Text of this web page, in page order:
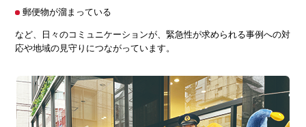
郵便物が溜まっている
など、日々のコミュニケーションが、緊急性が求められる事例への対
応や地域の見守りにつながっています。